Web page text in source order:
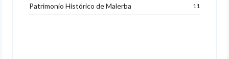
Patrimonio Histórico de Malerba 11